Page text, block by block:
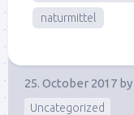
naturmittel
25. October 2017 by
Uncategorized